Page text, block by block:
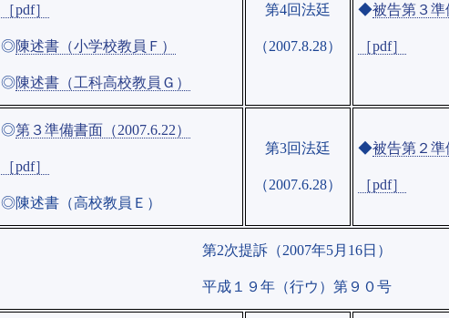
［pdf］
◎陳述書（小学校教員Ｆ）
◎陳述書（工科高校教員Ｇ）
第4回法廷
（2007.8.28）
◆被告第３準
［pdf］
◎第３準備書面（2007.6.22）
［pdf］
◎陳述書（高校教員Ｅ）
第3回法廷
（2007.6.28）
◆被告第２準
［pdf］
第2次提訴（2007年5月16日）
平成１９年（行ウ）第９０号